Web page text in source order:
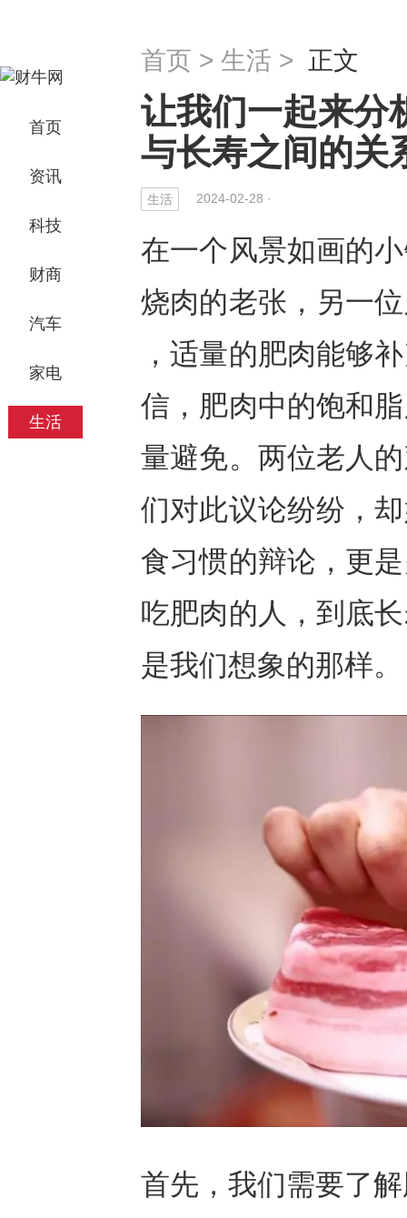
首页
资讯
科技
财商
汽车
家电
生活
首页 > 生活 > 正文
让我们一起来分
与长寿之间的关
生活 2024-02-28 ·
在一个风景如画的
烧肉的老张，另一
，适量的肥肉能够
信，肥肉中的饱和
量避免。两位老人
们对此议论纷纷，
食习惯的辩论，更
吃肥肉的人，到底
是我们想象的那样。
首先，我们需要了